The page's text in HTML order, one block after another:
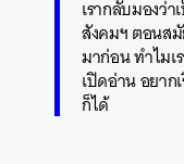
เรากลับมองว่
สังคมฯ ตอนสมั
มาก่อน ทำไมเ
เปิดอ่าน อยาก
ก็ได้